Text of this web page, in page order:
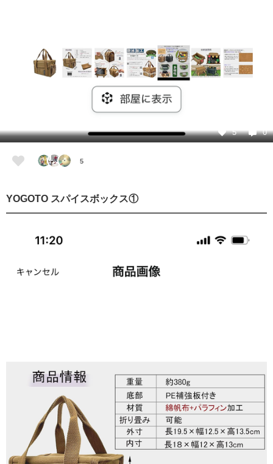
5 0
5
YOGOTO スパイスボックス①